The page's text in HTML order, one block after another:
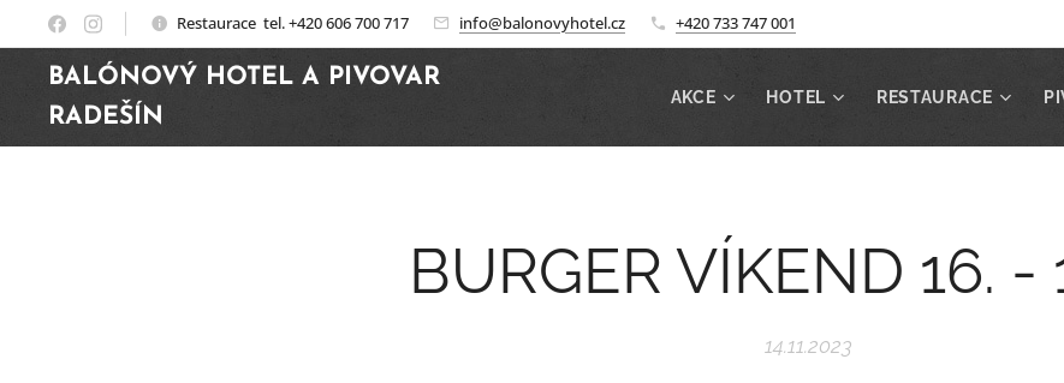
Restaurace tel. +420 606 700 717 info@balonovyhotel.cz +420 733 747 001
BALÓNOVÝ HOTEL A PIVOVAR
RADEŠÍN
AKCE HOTEL RESTAURACE
BURGER VÍKEND 16. -
14.11.2023